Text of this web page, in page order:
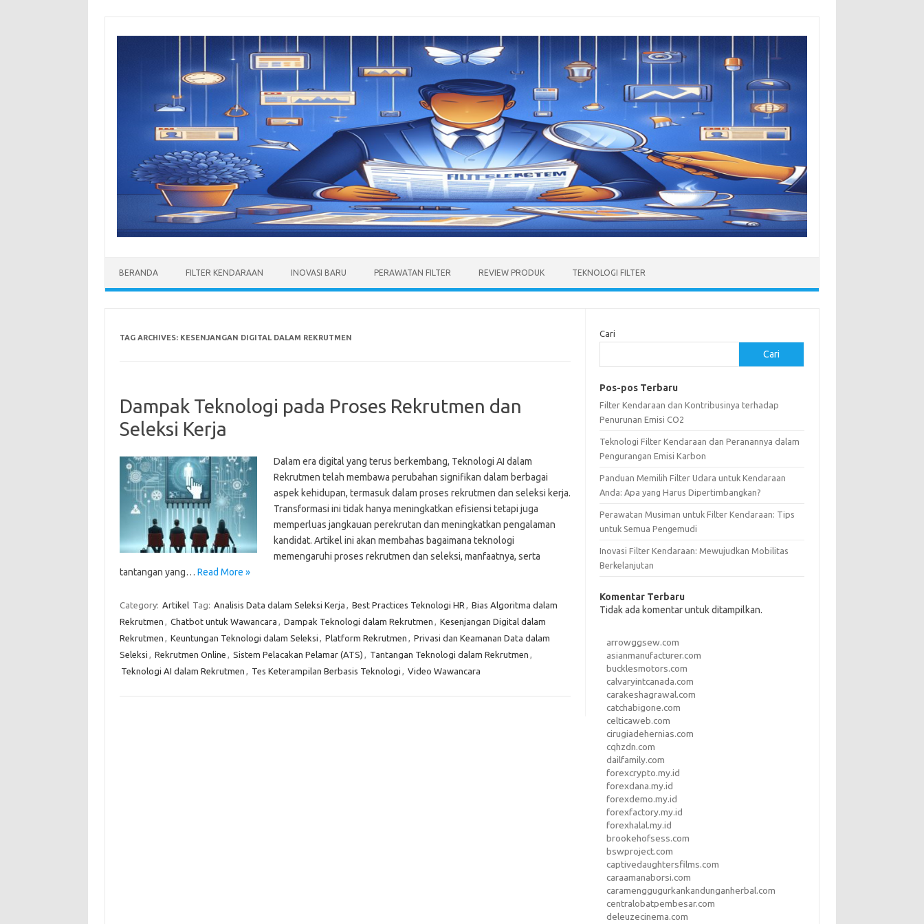
BERANDA FILTER KENDARAAN INOVASI BARU PERAWATAN FILTER REVIEW PRODUK TEKNOLOGI FILTER
TAG ARCHIVES: KESENJANGAN DIGITAL DALAM REKRUTMEN
Dampak Teknologi pada Proses Rekrutmen dan
Seleksi Kerja
Dalam era digital yang terus berkembang, Teknologi AI dalam
Rekrutmen telah membawa perubahan signifikan dalam berbagai
aspek kehidupan, termasuk dalam proses rekrutmen dan seleksi kerja.
Transformasi ini tidak hanya meningkatkan efisiensi tetapi juga
memperluas jangkauan perekrutan dan meningkatkan pengalaman
kandidat. Artikel ini akan membahas bagaimana teknologi
memengaruhi proses rekrutmen dan seleksi, manfaatnya, serta
tantangan yang… Read More »
Category: Artikel Tag: Analisis Data dalam Seleksi Kerja , Best Practices Teknologi HR , Bias Algoritma dalam
Rekrutmen , Chatbot untuk Wawancara , Dampak Teknologi dalam Rekrutmen , Kesenjangan Digital dalam
Rekrutmen , Keuntungan Teknologi dalam Seleksi , Platform Rekrutmen , Privasi dan Keamanan Data dalam
Seleksi , Rekrutmen Online , Sistem Pelacakan Pelamar (ATS) , Tantangan Teknologi dalam Rekrutmen ,
Teknologi AI dalam Rekrutmen , Tes Keterampilan Berbasis Teknologi , Video Wawancara
Cari
Cari
Pos-pos Terbaru
Filter Kendaraan dan Kontribusinya terhadap
Penurunan Emisi CO2
Teknologi Filter Kendaraan dan Peranannya dalam
Pengurangan Emisi Karbon
Panduan Memilih Filter Udara untuk Kendaraan
Anda: Apa yang Harus Dipertimbangkan?
Perawatan Musiman untuk Filter Kendaraan: Tips
untuk Semua Pengemudi
Inovasi Filter Kendaraan: Mewujudkan Mobilitas
Berkelanjutan
Komentar Terbaru
Tidak ada komentar untuk ditampilkan.
arrowggsew.com
asianmanufacturer.com
bucklesmotors.com
calvaryintcanada.com
carakeshagrawal.com
catchabigone.com
celticaweb.com
cirugiadehernias.com
cqhzdn.com
dailfamily.com
forexcrypto.my.id
forexdana.my.id
forexdemo.my.id
forexfactory.my.id
forexhalal.my.id
brookehofsess.com
bswproject.com
captivedaughtersfilms.com
caraamanaborsi.com
caramenggugurkankandunganherbal.com
centralobatpembesar.com
deleuzecinema.com